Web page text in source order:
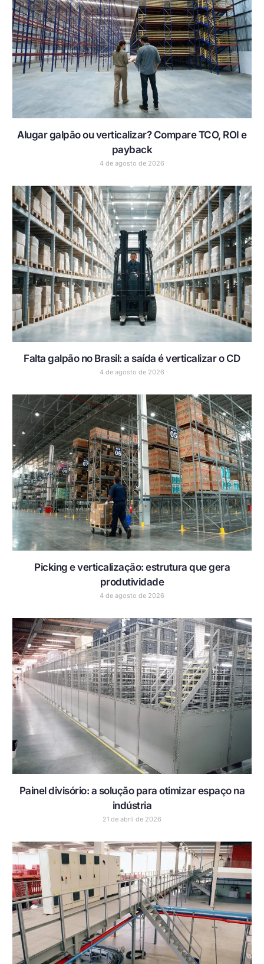
Alugar galpão ou verticalizar? Compare TCO, ROI e
payback
4 de agosto de 2026
Falta galpão no Brasil: a saída é verticalizar o CD
4 de agosto de 2026
Picking e verticalização: estrutura que gera
produtividade
4 de agosto de 2026
Painel divisório: a solução para otimizar espaço na
indústria
21 de abril de 2026